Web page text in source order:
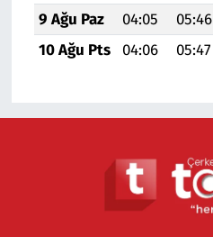
9 Ağu Paz
04:05 05:46
10 Ağu Pts
04:06 05:47